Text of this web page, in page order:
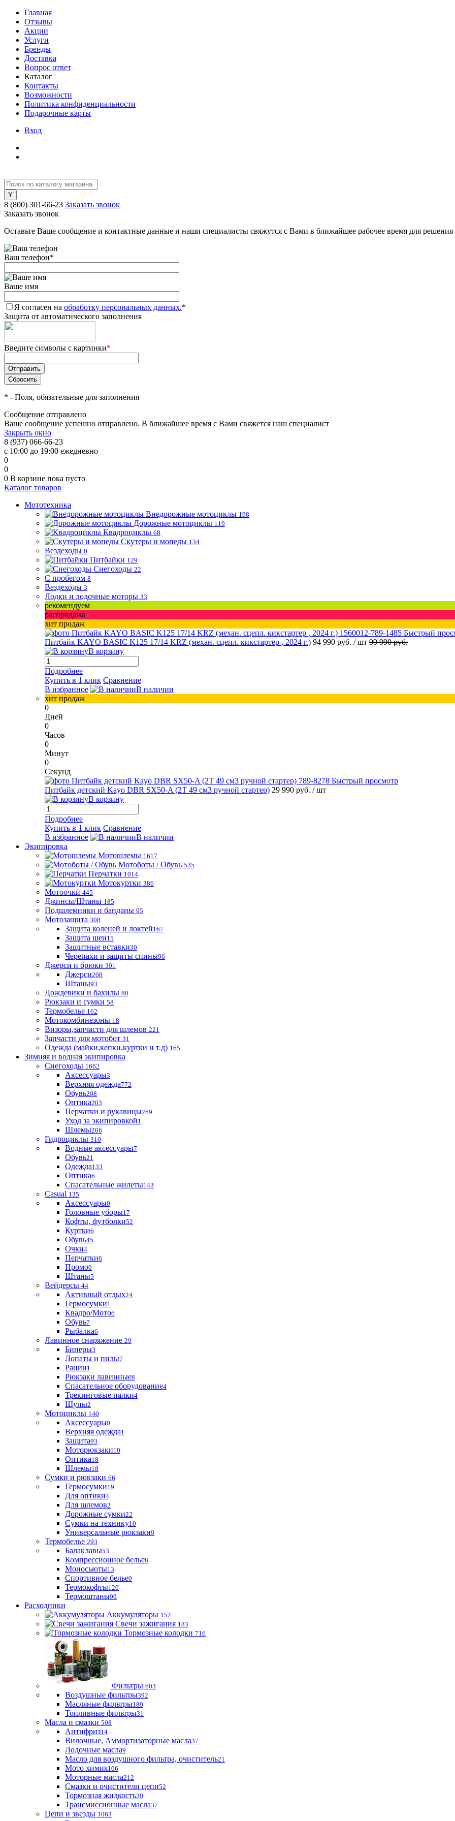
Главная
Отзывы
Акции
Услуги
Бренды
Доставка
Вопрос ответ
Каталог
Контакты
Возможности
Политика конфиденциальности
Подарочные карты
Вход
8 (800) 301-66-23 Заказать звонок
Заказать звонок
Оставьте Ваше сообщение и контактные данные и наши специалисты свяжутся с Вами в ближайшее рабочее время для
Ваш телефон*
Ваше имя
Я согласен на обработку персональных данных.*
Защита от автоматического заполнения
Введите символы с картинки*
* - Поля, обязательные для заполнения
Сообщение отправлено
Ваше сообщение успешно отправлено. В ближайшее время с Вами свяжется наш специалист
Закрыть окно
8 (937) 066-66-23
с 10:00 до 19:00 ежедневно
0
0
0 В корзине пока пусто
Каталог товаров
Мототехника
Внедорожные мотоциклы 198
Дорожные мотоциклы 119
Квадроциклы 68
Скутеры и мопеды 134
Вездеходы 0
Питбайки 129
Снегоходы 22
С пробегом 8
Вездеходы 3
Лодки и лодочные моторы 33
рекомендуем
распродажа
хит продаж
Быстрый
Питбайк KAYO BASIC K125 17/14 KRZ (механ. сцепл. кикстартер , 2024 г.) 94 990 руб. / шт 99 990 руб.
В корзину
Подробнее
Купить в 1 клик Сравнение
В избранное
В наличии
хит продаж
0
Дней
0
Часов
0
Минут
0
Секунд
Быстрый просмотр
Питбайк детский Kayo DBR SX50-A (2T 49 см3 ручной стартер) 29 990 руб. / шт
В корзину
Подробнее
Купить в 1 клик Сравнение
В избранное
В наличии
Экипировка
Мотошлемы 1617
Мотоботы / Обувь 535
Перчатки 1014
Мотокуртки 386
Мотоочки 445
Джинсы/Штаны 185
Подшлемники и банданы 95
Мотозащита 308
Защита коленей и локтей167
Защита шеи15
Защитные вставки30
Черепахи и защиты спины96
Джерси и брюки 301
Джерси208
Штаны93
Дождевики и бахилы 80
Рюкзаки и сумки 58
Термобелье 162
Мотокомбинезоны 18
Визоры,запчасти для шлемов 221
Запчасти для мотобот 31
Одежда (майки,кепки,куртки и т.д) 165
Зимняя и водная экипировка
Снегоходы 1662
Аксессуары3
Верхняя одежда772
Обувь208
Оптика203
Перчатки и рукавицы269
Уход за экипировкой1
Шлемы206
Гидроциклы 310
Водные аксессуары7
Обувь21
Одежда133
Оптика6
Спасательные жилеты143
Casual 135
Аксессуары0
Головные уборы17
Кофты, футболки52
Куртки6
Обувь45
Очки4
Перчатки6
Промо0
Штаны5
Вейдерсы 44
Активный отдых24
Гермосумки1
Квадро/Мото6
Обувь7
Рыбалка6
Лавинное снаряжение 29
Биперы3
Лопаты и пилы7
Рации1
Рюкзаки лавинные8
Спасательное оборудование4
Трекинговые палки4
Щупы2
Мотоциклы 140
Аксессуары0
Верхняя одежда1
Защита93
Моторюкзаки10
Оптика18
Шлемы18
Сумки и рюкзаки 66
Гермосумки19
Для оптики4
Для шлемов2
Дорожные сумки22
Сумки на технику10
Универсальные рюкзаки9
Термобелье 293
Балаклавы53
Компрессионное белье8
Моносьюты13
Спортивное белье0
Термокофты120
Термоштаны99
Расходники
Аккумуляторы 152
Свечи зажигания 183
Тормозные колодки 716
Фильтры 603
Воздушные фильтры392
Масляные фильтры180
Топливные фильтры31
Масла и смазки 508
Антифриз14
Вилочные, Аммортизаторные масла37
Лодочные масла9
Масло для воздушного фильтра, очиститель21
Мото химия106
Моторные масла212
Смазки и очистители цепи52
Тормозная жидкость20
Трансмиссионные масла37
Цепи и звезды 1063